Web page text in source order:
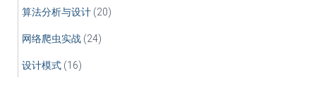
算法分析与设计 (20)
网络爬虫实战 (24)
设计模式 (16)